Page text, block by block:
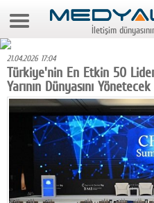
10 Ağustos 2026 14:14:37
Foto Galeri
Video Galeri
Gazeteler
Medya
Reyting-tiraj
İletişim
21.04.2026 17:04
Türkiye'nin En Etkin 50
Yarının Dünyasını Yönetecek